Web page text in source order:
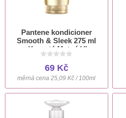
Pantene kondicioner
Smooth & Sleek 275 ml
pro Krepaté Matné Vlasy
69 Kč
měrná cena 25,09 Kč / 100ml